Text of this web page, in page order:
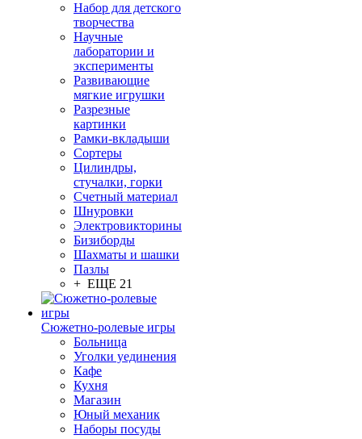
Набор для детского
творчества
Научные
лаборатории и
эксперименты
Развивающие
мягкие игрушки
Разрезные
картинки
Рамки-вкладыши
Сортеры
Цилиндры,
стучалки, горки
Счетный материал
Шнуровки
Электровикторины
Бизиборды
Шахматы и шашки
Пазлы
+ ЕЩЕ 21
Сюжетно-ролевые игры
Больница
Уголки уединения
Кафе
Кухня
Магазин
Юный механик
Наборы посуды